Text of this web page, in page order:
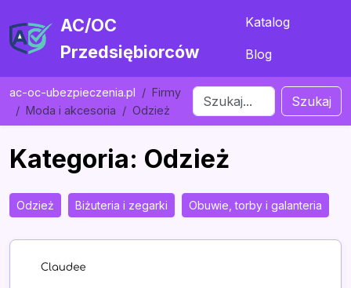
AC/OC
Przedsiębiorców
Katalog
Blog
ac-oc-ubezpieczenia.pl
Firmy
Moda i akcesoria
Odzież
Szukaj
Kategoria: Odzież
Odzież Biżuteria i zegarki Obuwie, torby i galanteria